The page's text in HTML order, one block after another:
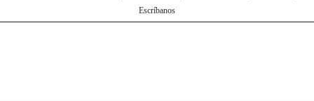
Escríbanos